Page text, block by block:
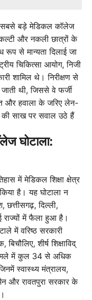
बड़े मेडिकल कॉलेज
और नकली छात्रों के
से मान्यता दिलाई जा
चिकित्सा आयोग, निजी
शामिल थे। निरीक्षण से
थी, जिससे वे फर्जी
और हवाला के जरिए लेन-
की साख पर सवाल उठे हैं
घोटाला:
में मेडिकल शिक्षा क्षेत्र
है। यह घोटाला न
छत्तीसगढ़, दिल्ली,
में फैला हुआ है।
में वरिष्ठ सरकारी
शीर्ष शिक्षाविद्
में कुल 34 से अधिक
स्वास्थ्य मंत्रालय,
और रावतपुरा सरकार के